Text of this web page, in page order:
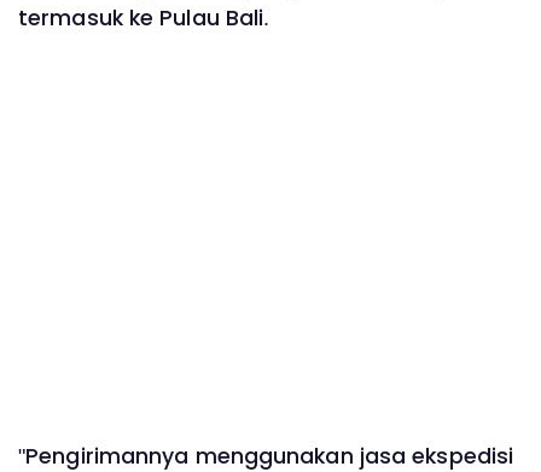
termasuk ke Pulau Bali.
"Pengirimannya menggunakan jasa ekspedisi